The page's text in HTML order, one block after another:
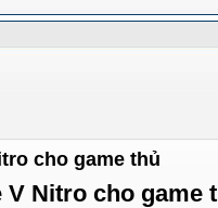
cho game thủ
Nitro cho game